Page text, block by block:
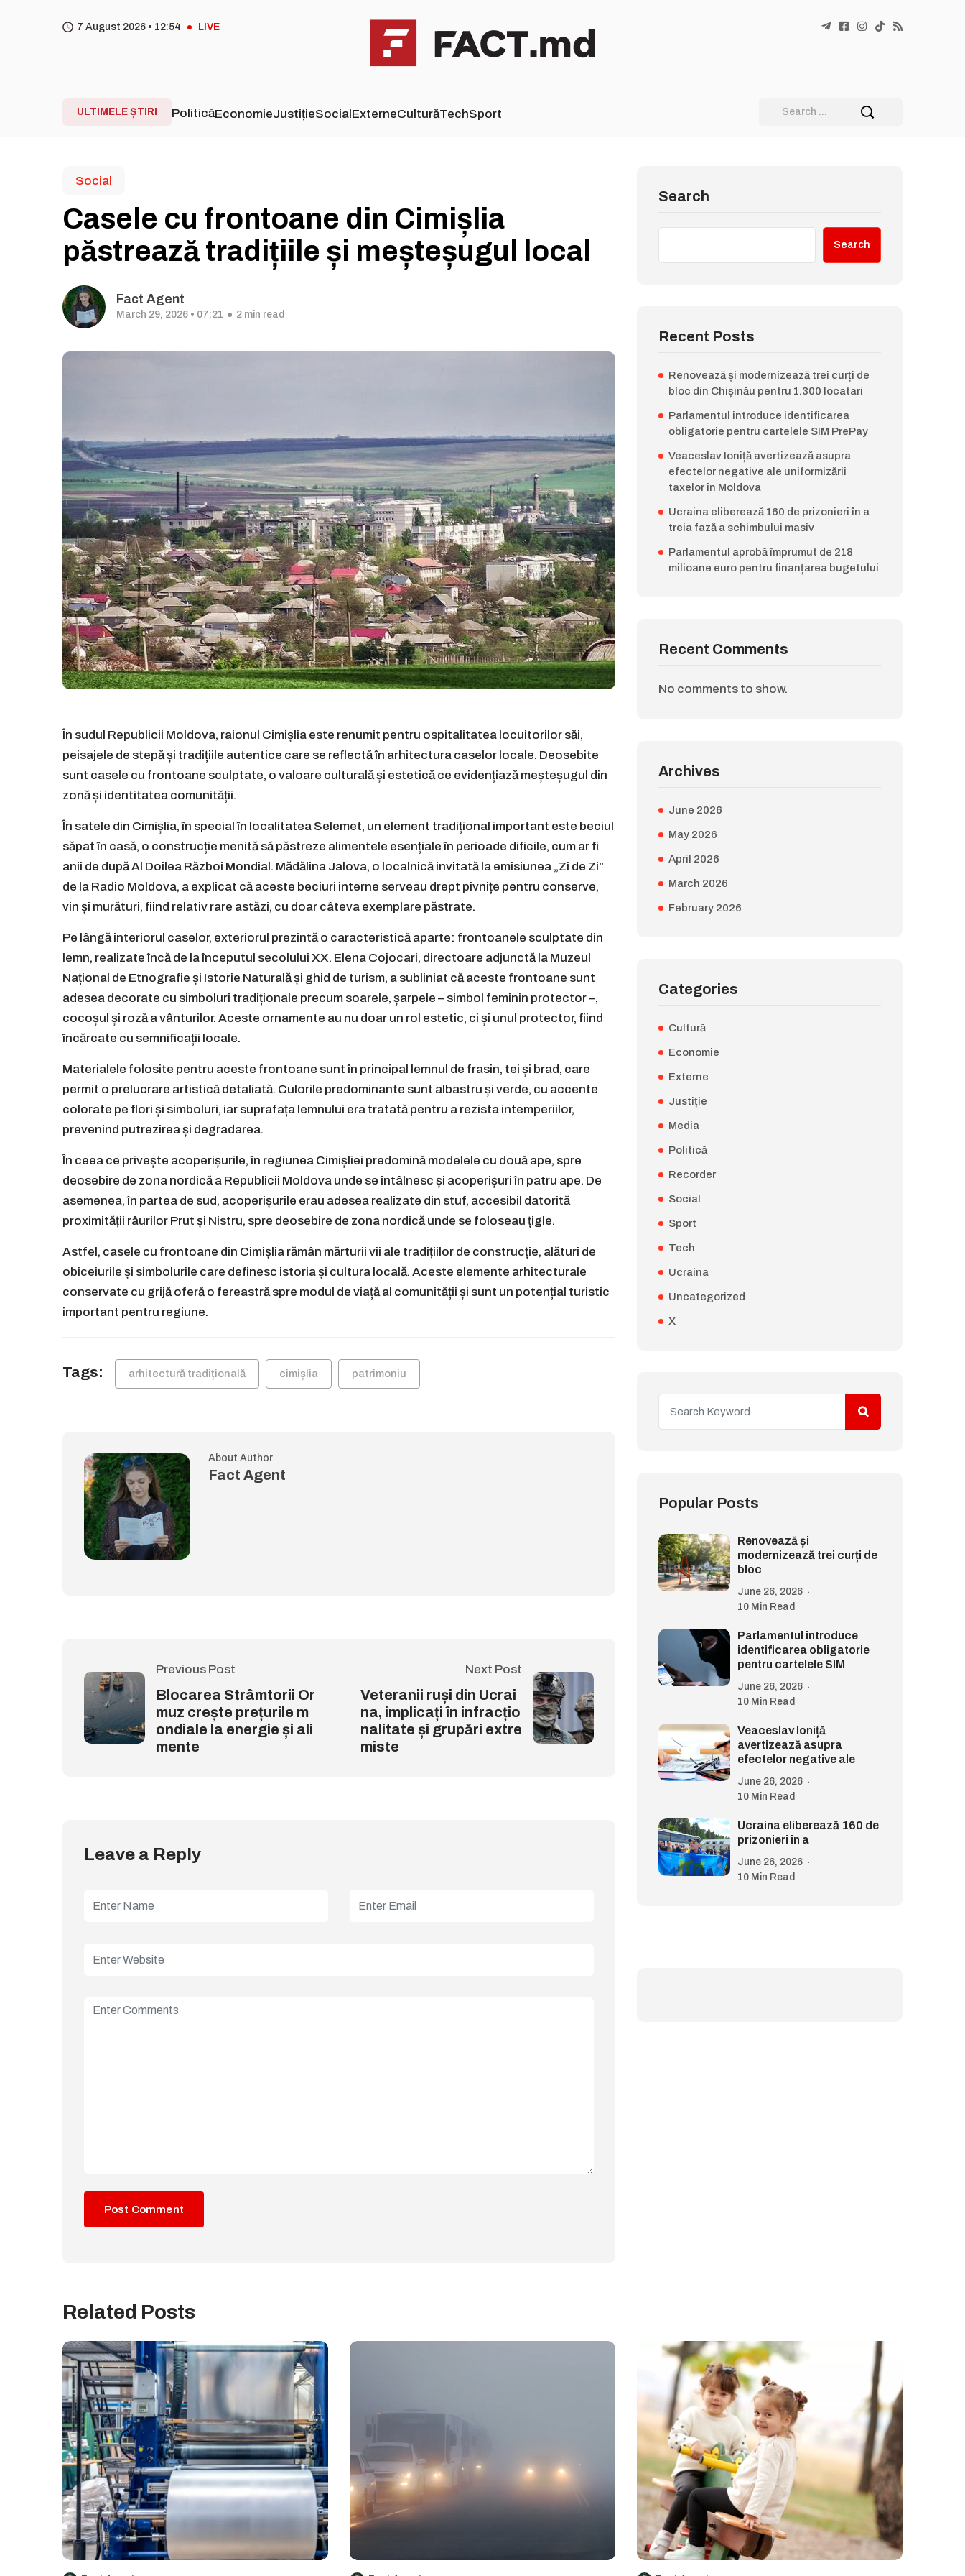
7 August 2026 • 12 54 LIVE
ULTIMELE ȘTIRI PoliticăEconomieJustițieSocialExterneCulturăTechSport
Social
Casele cu frontoane din Cimișlia
păstrează tradițiile și meșteșugul local
Fact Agent
March 29, 2026 • 07:21 2 min read
În sudul Republicii Moldova, raionul Cimișlia este renumit pentru ospitalitatea locuitorilor săi,
peisajele de stepă și tradițiile autentice care se reflectă în arhitectura caselor locale. Deosebite
sunt casele cu frontoane sculptate, o valoare culturală și estetică ce evidențiază meșteșugul din
zonă și identitatea comunității.
În satele din Cimișlia, în special în localitatea Selemet, un element tradițional important este beciul
săpat în casă, o construcție menită să păstreze alimentele esențiale în perioade dificile, cum ar fi
anii de după Al Doilea Război Mondial. Mădălina Jalova, o localnică invitată la emisiunea „Zi de Zi”
de la Radio Moldova, a explicat că aceste beciuri interne serveau drept pivnițe pentru conserve,
vin și murături, fiind relativ rare astăzi, cu doar câteva exemplare păstrate.
Pe lângă interiorul caselor, exteriorul prezintă o caracteristică aparte: frontoanele sculptate din
lemn, realizate încă de la începutul secolului XX. Elena Cojocari, directoare adjunctă la Muzeul
Național de Etnografie și Istorie Naturală și ghid de turism, a subliniat că aceste frontoane sunt
adesea decorate cu simboluri tradiționale precum soarele, șarpele – simbol feminin protector –,
cocoșul și roză a vânturilor. Aceste ornamente au nu doar un rol estetic, ci și unul protector, fiind
încărcate cu semnificații locale.
Materialele folosite pentru aceste frontoane sunt în principal lemnul de frasin, tei și brad, care
permit o prelucrare artistică detaliată. Culorile predominante sunt albastru și verde, cu accente
colorate pe flori și simboluri, iar suprafața lemnului era tratată pentru a rezista intemperiilor,
prevenind putrezirea și degradarea.
În ceea ce privește acoperișurile, în regiunea Cimișliei predomină modelele cu două ape, spre
deosebire de zona nordică a Republicii Moldova unde se întâlnesc și acoperișuri în patru ape. De
asemenea, în partea de sud, acoperișurile erau adesea realizate din stuf, accesibil datorită
proximității râurilor Prut și Nistru, spre deosebire de zona nordică unde se foloseau țigle.
Astfel, casele cu frontoane din Cimișlia rămân mărturii vii ale tradițiilor de construcție, alături de
obiceiurile și simbolurile care definesc istoria și cultura locală. Aceste elemente arhitecturale
conservate cu grijă oferă o fereastră spre modul de viață al comunității și sunt un potențial turistic
important pentru regiune.
Tags: arhitectură tradițională cimișlia patrimoniu
About Author
Fact Agent
Previous Post
Blocarea Strâmtorii Or
muz crește prețurile m
ondiale la energie și ali
mente
Next Post
Veteranii ruși din Ucrai
na, implicați în infracțio
nalitate și grupări extre
miste
Leave a Reply
Search
Search
Recent Posts
Renovează și modernizează trei curți de
bloc din Chișinău pentru 1.300 locatari
Parlamentul introduce identificarea
obligatorie pentru cartelele SIM PrePay
Veaceslav Ioniță avertizează asupra
efectelor negative ale uniformizării
taxelor în Moldova
Ucraina eliberează 160 de prizonieri în a
treia fază a schimbului masiv
Parlamentul aprobă împrumut de 218
milioane euro pentru finanțarea bugetului
Recent Comments
No comments to show.
Archives
June 2026
May 2026
April 2026
March 2026
February 2026
Categories
Cultură
Economie
Externe
Justiție
Media
Politică
Recorder
Social
Sport
Tech
Ucraina
Uncategorized
X
Popular Posts
Renovează și
modernizează trei curți de
bloc
June 26, 2026
10 Min Read
Parlamentul introduce
identificarea obligatorie
pentru cartelele SIM
June 26, 2026
10 Min Read
Veaceslav Ioniță
avertizează asupra
efectelor negative ale
June 26, 2026
10 Min Read
Ucraina eliberează 160 de
prizonieri în a
June 26, 2026
10 Min Read
Related Posts